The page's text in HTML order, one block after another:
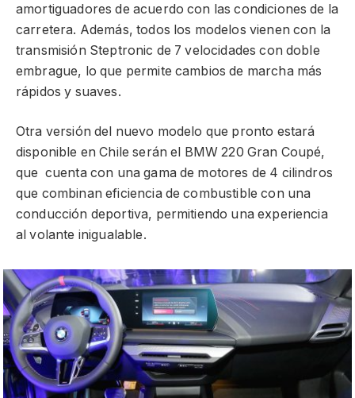
amortiguadores de acuerdo con las condiciones de la
carretera. Además, todos los modelos vienen con la
transmisión Steptronic de 7 velocidades con doble
embrague, lo que permite cambios de marcha más
rápidos y suaves.
Otra versión del nuevo modelo que pronto estará
disponible en Chile serán el BMW 220 Gran Coupé,
que cuenta con una gama de motores de 4 cilindros
que combinan eficiencia de combustible con una
conducción deportiva, permitiendo una experiencia
al volante inigualable.